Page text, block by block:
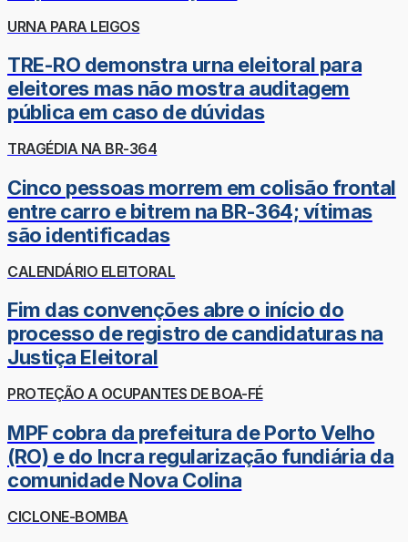
URNA PARA LEIGOS
TRE-RO demonstra urna eleitoral para
eleitores mas não mostra auditagem
pública em caso de dúvidas
TRAGÉDIA NA BR-364
Cinco pessoas morrem em colisão frontal
entre carro e bitrem na BR-364; vítimas
são identificadas
CALENDÁRIO ELEITORAL
Fim das convenções abre o início do
processo de registro de candidaturas na
Justiça Eleitoral
PROTEÇÃO A OCUPANTES DE BOA-FÉ
MPF cobra da prefeitura de Porto Velho
(RO) e do Incra regularização fundiária da
comunidade Nova Colina
CICLONE-BOMBA